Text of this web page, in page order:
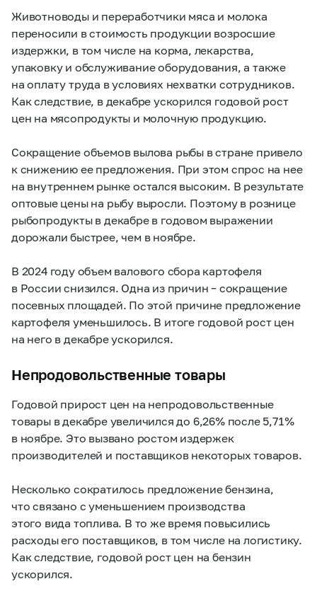
Животноводы и переработчики мяса и молока
переносили в стоимость продукции возросшие
издержки, в том числе на корма, лекарства,
упаковку и обслуживание оборудования, а также
на оплату труда в условиях нехватки сотрудников.
Как следствие, в декабре ускорился годовой рост
цен на мясопродукты и молочную продукцию.
Сокращение объемов вылова рыбы в стране привело
к снижению ее предложения. При этом спрос на нее
на внутреннем рынке остался высоким. В результате
оптовые цены на рыбу выросли. Поэтому в рознице
рыбопродукты в декабре в годовом выражении
дорожали быстрее, чем в ноябре.
В 2024 году объем валового сбора картофеля
в России снизился. Одна из причин – сокращение
посевных площадей. По этой причине предложение
картофеля уменьшилось. В итоге годовой рост цен
на него в декабре ускорился.
Непродовольственные товары
Годовой прирост цен на непродовольственные
товары в декабре увеличился до 6,26% после 5,71%
в ноябре. Это вызвано ростом издержек
производителей и поставщиков некоторых товаров.
Несколько сократилось предложение бензина,
что связано с уменьшением производства
этого вида топлива. В то же время повысились
расходы его поставщиков, в том числе на логистику.
Как следствие, годовой рост цен на бензин
ускорился.